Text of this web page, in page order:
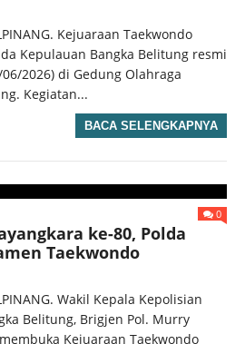
Kejuaraan Taekwondo
Kepulauan Bangka Belitung resmi
2026) di Gedung Olahraga
Kegiatan...
BACA SELENGKAPNYA
0
ke-80, Polda
Taekwondo
Wakil Kepala Kepolisian
Belitung, Brigjen Pol. Murry
Kejuaraan Taekwondo